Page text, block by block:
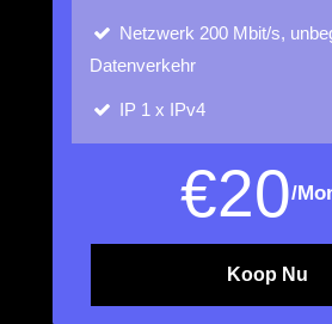
Netzwerk 200 Mbit/s,
Datenverkehr
IP 1 x IPv4
€20/
Koop Nu